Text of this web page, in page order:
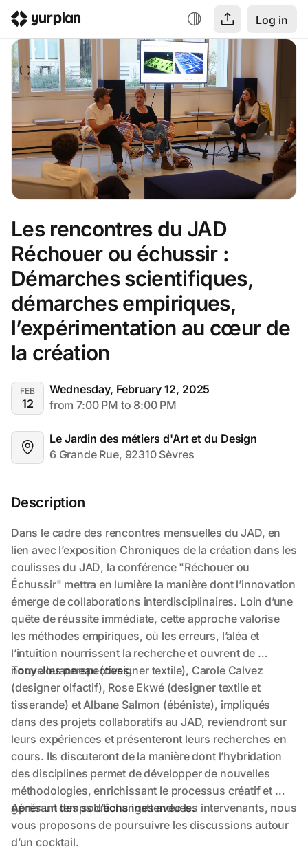
Log in
Les rencontres du JAD
Réchouer ou échussir :
Démarches scientifiques,
démarches empiriques,
l’expérimentation au cœur de
la création
FEB
12
Wednesday, February 12, 2025
from 7:00 PM to 8:00 PM
Le Jardin des métiers d'Art et du Design
6 Grande Rue, 92310 Sèvres
Description